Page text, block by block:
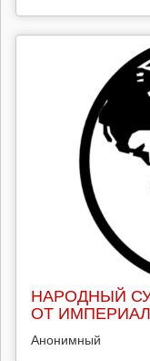
НАРОДНЫЙ
ОТ
Анонимный